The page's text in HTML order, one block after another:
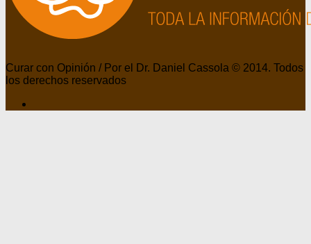
Curar con Opinión / Por el Dr. Daniel Cassola © 2014. Todos
los derechos reservados